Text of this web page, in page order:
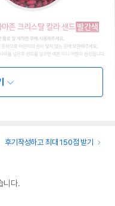
후기작성하고 최대 150점 받기
니다.